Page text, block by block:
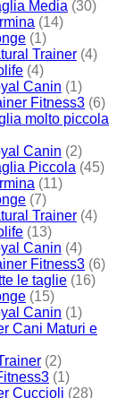
Media (30)
(14)
(1)
Trainer (4)
(4)
Canin (1)
Fitness3 (6)
molto piccola
Canin (2)
Piccola (45)
(11)
(7)
Trainer (4)
(13)
Canin (4)
Fitness3 (6)
le taglie (16)
(15)
Canin (1)
Cani Maturi e
(2)
(1)
Cuccioli (28)